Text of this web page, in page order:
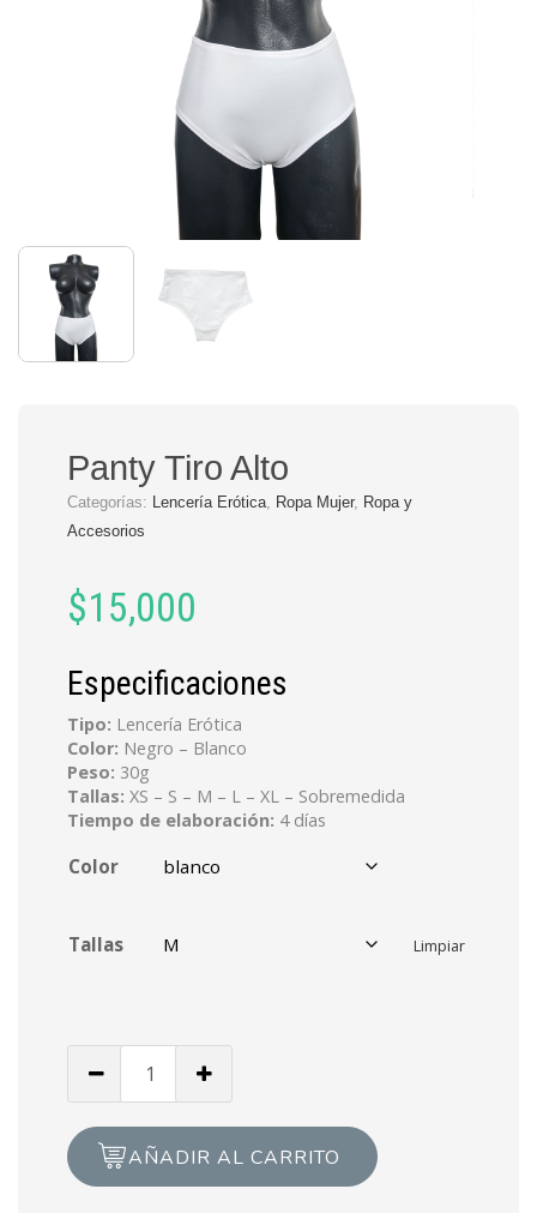
Panty Tiro Alto
Categorías: Lencería Erótica, Ropa Mujer, Ropa y
Accesorios
$15,000
Especificaciones
Tipo: Lencería Erótica
Color: Negro – Blanco
Peso: 30g
Tallas: XS – S – M – L – XL – Sobremedida
Tiempo de elaboración: 4 días
Color
Tallas Limpiar
Tiro
Alto
AÑADIR AL CARRITO